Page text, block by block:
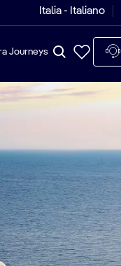
Italia - Italiano
Journeys